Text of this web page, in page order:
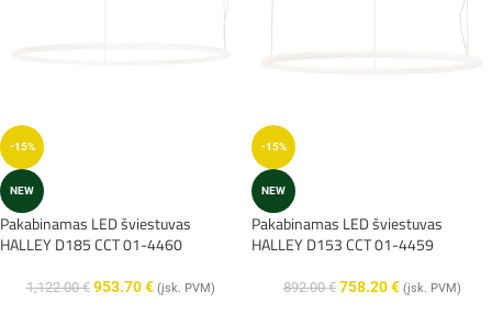
-15%
NEW
Pakabinamas LED šviestuvas
HALLEY D185 CCT 01-4460
1,122.00€ 953.70€ (įsk. PVM)
-15%
NEW
Pakabinamas LED šviestuvas
HALLEY D153 CCT 01-4459
892.00€ 758.20€ (įsk. PVM)